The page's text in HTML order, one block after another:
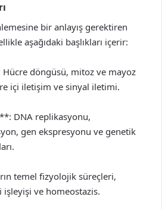
bir anlayış gerektiren
aşağıdaki başlıkları içerir:
döngüsü, mitoz ve mayoz
içi iletişim ve sinyal iletimi.
DNA replikasyonu,
gen ekspresyonu ve genetik
temel fizyolojik süreçleri,
ve homeostazis.